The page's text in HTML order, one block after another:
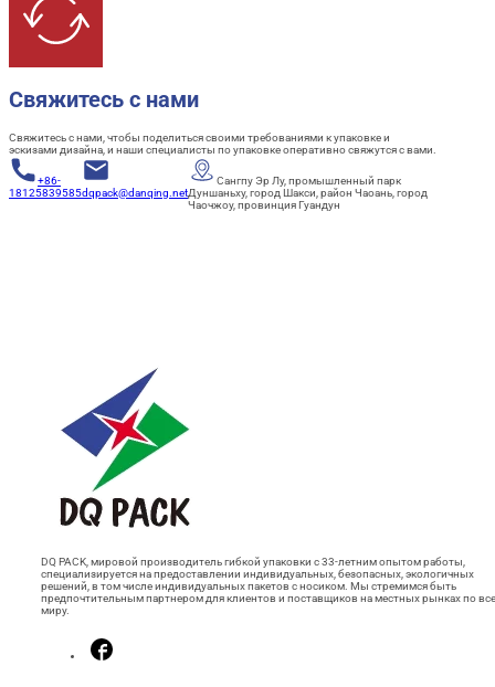
Свяжитесь с нами
Свяжитесь с нами, чтобы поделиться своими требованиями к упаковке и
эскизами дизайна, и наши специалисты по упаковке оперативно свяжутся с вами.
+86-
18125839585dqpack@danqing.net
Сангпу Эр Лу, промышленный парк
Дуншаньху, город Шакси, район Чаоань, город
Чаочжоу, провинция Гуандун
DQ PACK, мировой производитель гибкой упаковки с 33-летним опытом работы,
специализируется на предоставлении индивидуальных, безопасных, экологичных
решений, в том числе индивидуальных пакетов с носиком. Мы стремимся быть
предпочтительным партнером для клиентов и поставщиков на местных рынках по
миру.